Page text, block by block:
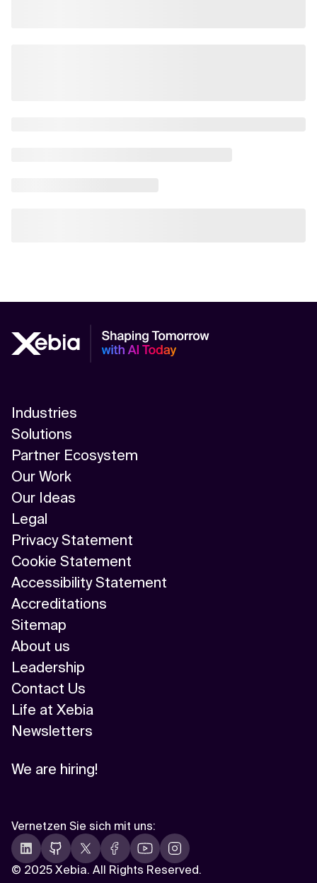
Industries
Solutions
Partner Ecosystem
Our Work
Our Ideas
Legal
Privacy Statement
Cookie Statement
Accessibility Statement
Accreditations
Sitemap
About us
Leadership
Contact Us
Life at Xebia
Newsletters
We are hiring!
© 2025 Xebia. All Rights Reserved.
Vernetzen Sie sich mit uns: